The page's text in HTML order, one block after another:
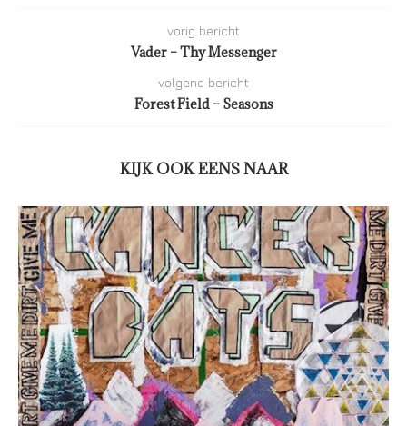
vorig bericht
Vader – Thy Messenger
volgend bericht
Forest Field – Seasons
KIJK OOK EENS NAAR